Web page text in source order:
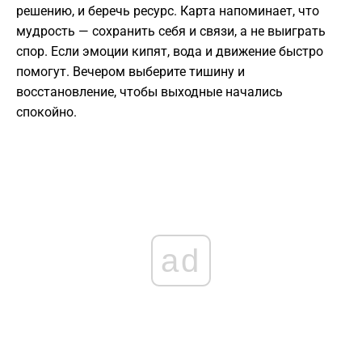
решению, и беречь ресурс. Карта напоминает, что
мудрость — сохранить себя и связи, а не выиграть
спор. Если эмоции кипят, вода и движение быстро
помогут. Вечером выберите тишину и
восстановление, чтобы выходные начались
спокойно.
ad